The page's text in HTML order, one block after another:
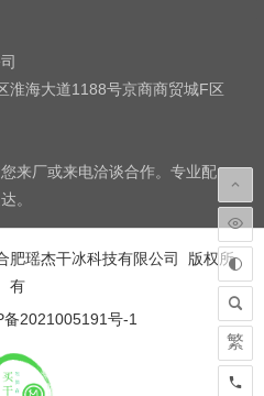
淮海大道1188号京商商贸城F区
来厂或来电洽谈合作。专业配
。
肥瑶杰干冰科技有限公司 版权所
有
2021005191号-1
繁